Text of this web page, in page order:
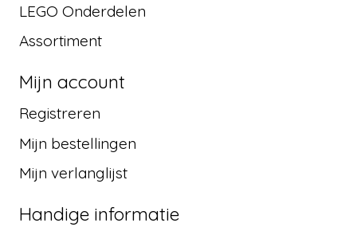
LEGO Onderdelen
Assortiment
Mijn account
Registreren
Mijn bestellingen
Mijn verlanglijst
Handige informatie